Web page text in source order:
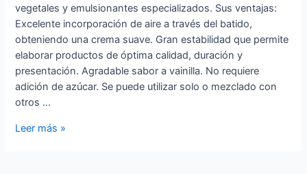
vegetales y emulsionantes especializados. Sus ventajas:
Excelente incorporación de aire a través del batido,
obteniendo una crema suave. Gran estabilidad que permite
elaborar productos de óptima calidad, duración y
presentación. Agradable sabor a vainilla. No requiere
adición de azúcar. Se puede utilizar solo o mezclado con
otros …
Leer más »